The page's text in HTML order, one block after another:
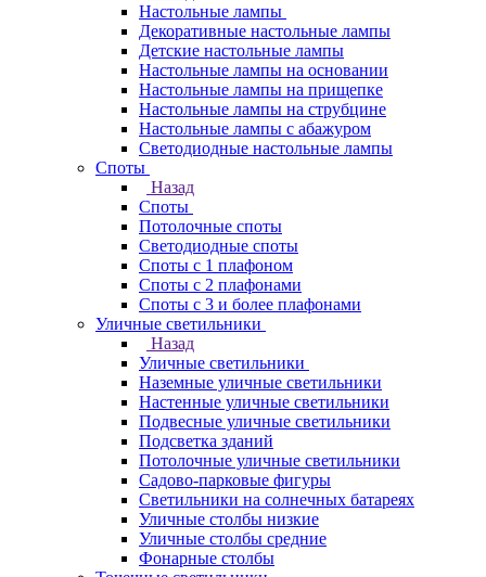
Настольные лампы
Декоративные настольные лампы
Детские настольные лампы
Настольные лампы на основании
Настольные лампы на прищепке
Настольные лампы на струбцине
Настольные лампы с абажуром
Светодиодные настольные лампы
Споты
Назад
Споты
Потолочные споты
Светодиодные споты
Споты с 1 плафоном
Споты с 2 плафонами
Споты с 3 и более плафонами
Уличные светильники
Назад
Уличные светильники
Наземные уличные светильники
Настенные уличные светильники
Подвесные уличные светильники
Подсветка зданий
Потолочные уличные светильники
Садово-парковые фигуры
Светильники на солнечных батареях
Уличные столбы низкие
Уличные столбы средние
Фонарные столбы